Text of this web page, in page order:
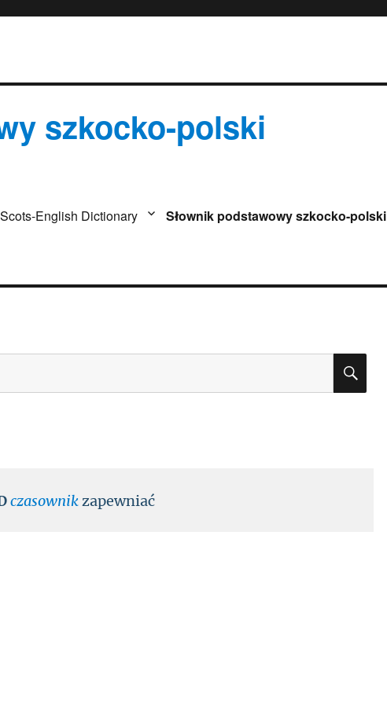
szkocko-polski
English Dictionary Słownik podstawowy szkocko-polski
czasownikzapewniać